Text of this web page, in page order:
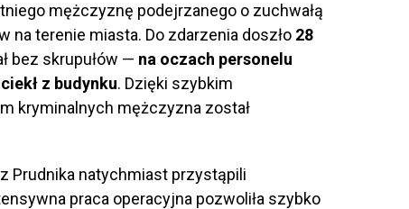
mężczyznę podejrzanego o zuchwałą
na terenie miasta. Do zdarzenia doszło 28
bez skrupułów — na oczach personelu
z budynku. Dzięki szybkim
kryminalnych mężczyzna został
Prudnika natychmiast przystąpili
praca operacyjna pozwoliła szybko